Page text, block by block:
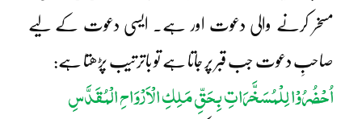
مسخر کرنے والی دعوت اور ہے۔ ایسی دعوت کے لیے
صاحبِ دعوت جب قبر پر جاتا ہے تو باترتیب پڑھتا ہے:
اُحْضُرُوْا لِلْمُسَخَّرَاتِ بِحَقِّ مَلِکِ الْاَرْوَاحِ الْمُقَدَّسِ